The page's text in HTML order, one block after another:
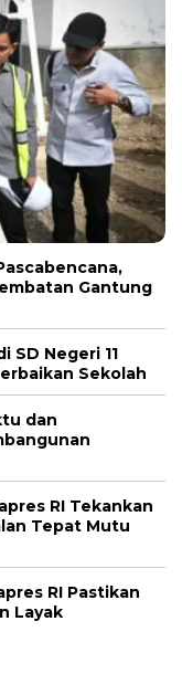
Gantung
SD Negeri 11
Sekolah
dan
RI Tekankan
Tepat Mutu
RI Pastikan
Layak